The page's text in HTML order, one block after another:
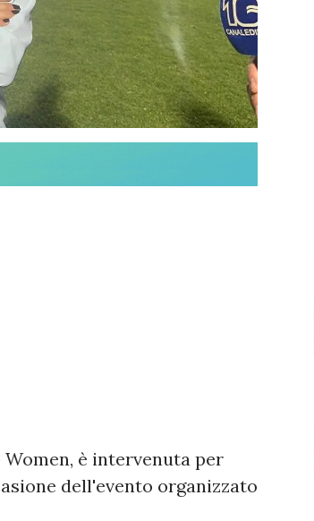
è intervenuta per
dell'evento organizzato